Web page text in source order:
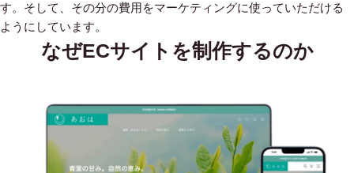
す。そして、その分の費用をマーケティングに使っていただける
ようにしています。
なぜECサイトを制作するのか